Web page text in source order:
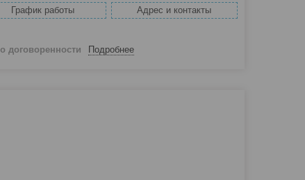
График работы Адрес и контакты
договоренности Подробнее